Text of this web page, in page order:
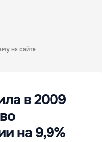
на сайте
в 2009
на 9,9%